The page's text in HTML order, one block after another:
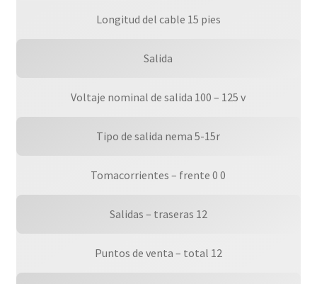
Longitud del cable 15 pies
Salida
Voltaje nominal de salida 100 – 125 v
Tipo de salida nema 5-15r
Tomacorrientes – frente 0 0
Salidas – traseras 12
Puntos de venta – total 12